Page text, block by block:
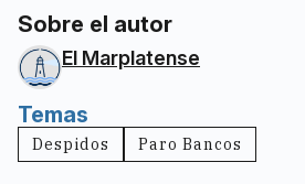
Sobre el autor
El Marplatense
Temas
Despidos Paro Bancos